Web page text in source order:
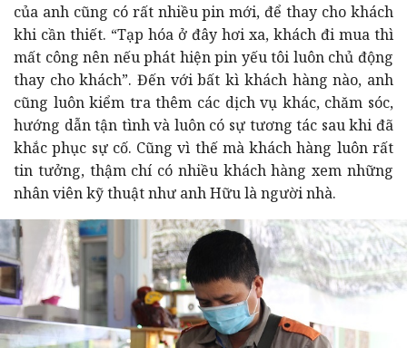
của anh cũng có rất nhiều pin mới, để thay cho khách
khi cần thiết. “Tạp hóa ở đây hơi xa, khách đi mua thì
mất công nên nếu phát hiện pin yếu tôi luôn chủ động
thay cho khách”. Đến với bất kì khách hàng nào, anh
cũng luôn kiểm tra thêm các dịch vụ khác, chăm sóc,
hướng dẫn tận tình và luôn có sự tương tác sau khi đã
khắc phục sự cố. Cũng vì thế mà khách hàng luôn rất
tin tưởng, thậm chí có nhiều khách hàng xem những
nhân viên kỹ thuật như anh Hữu là người nhà.